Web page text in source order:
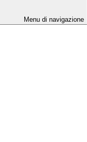
Menu di navigazione